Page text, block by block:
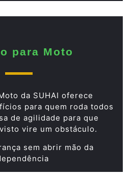
para Moto
da SUHAI oferece
para quem roda todos
de agilidade para que
vire um obstáculo.
sem abrir mão da